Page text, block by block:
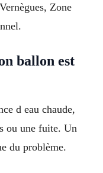
Zone
ballon est
d eau chaude,
ou une fuite. Un
du problème.